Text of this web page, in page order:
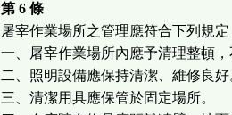
第 6 條
屠宰作業場所之管理應符合下列規定
一、屠宰作業場所內應予清理整頓
二、照明設備應保持清潔、維修良好
三、清潔用具應保管於固定場所。